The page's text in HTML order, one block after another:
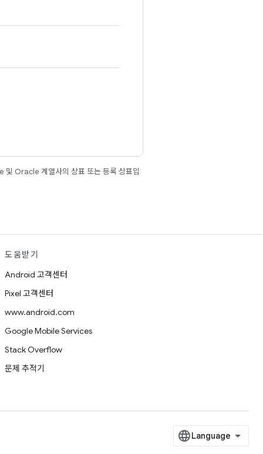
및 Oracle 계열사의 상표 또는 등록 상표입
도움받기
Android 고객센터
Pixel 고객센터
www.android.com
Google Mobile Services
Stack Overflow
문제 추적기